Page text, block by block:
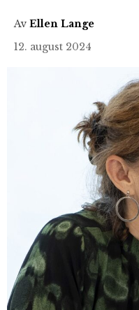
Av Ellen Lange
12. august 2024